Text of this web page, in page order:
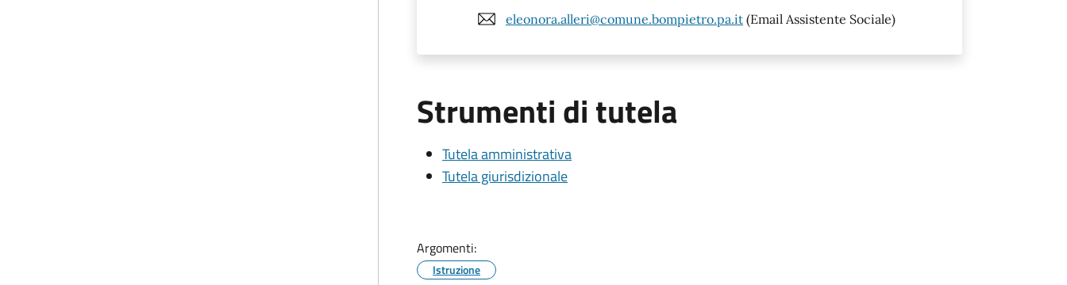
eleonora.alleri@comune.bompietro.pa.it (Email Assistente Sociale)
Strumenti di tutela
Tutela amministrativa
Tutela giurisdizionale
Argomenti:
Istruzione